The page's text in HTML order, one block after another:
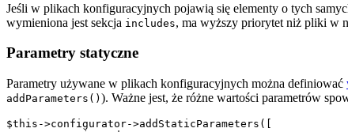
Jeśli w plikach konfiguracyjnych pojawią się elementy o tych
wymieniona jest sekcja includes, ma wyższy priorytet niż pliki w
Parametry statyczne
Parametry używane w plikach konfiguracyjnych można definiować
addParameters() ). Ważne jest, że różne wartości parametrów
$this->configurator->addStaticParameters([